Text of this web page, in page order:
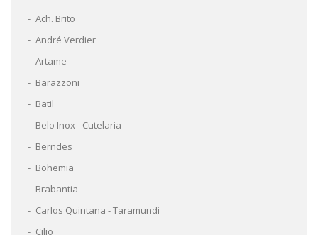
Ach. Brito
André Verdier
Artame
Barazzoni
Batil
Belo Inox - Cutelaria
Berndes
Bohemia
Brabantia
Carlos Quintana - Taramundi
Cilio